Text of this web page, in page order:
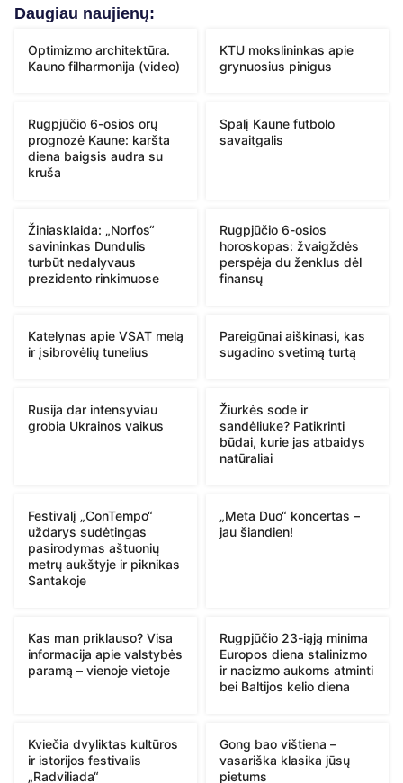
Daugiau naujienų:
Optimizmo architektūra.
Kauno filharmonija (video)
KTU mokslininkas apie
grynuosius pinigus
Rugpjūčio 6-osios orų
prognozė Kaune: karšta
diena baigsis audra su
kruša
Spalį Kaune futbolo
savaitgalis
Žiniasklaida: „Norfos“
savininkas Dundulis
turbūt nedalyvaus
prezidento rinkimuose
Rugpjūčio 6-osios
horoskopas: žvaigždės
perspėja du ženklus dėl
finansų
Katelynas apie VSAT melą
ir įsibrovėlių tunelius
Pareigūnai aiškinasi, kas
sugadino svetimą turtą
Rusija dar intensyviau
grobia Ukrainos vaikus
Žiurkės sode ir
sandėliuke? Patikrinti
būdai, kurie jas atbaidys
natūraliai
Festivalį „ConTempo“
uždarys sudėtingas
pasirodymas aštuonių
metrų aukštyje ir piknikas
Santakoje
„Meta Duo“ koncertas –
jau šiandien!
Kas man priklauso? Visa
informacija apie valstybės
paramą – vienoje vietoje
Rugpjūčio 23-iąją minima
Europos diena stalinizmo
ir nacizmo aukoms atminti
bei Baltijos kelio diena
Kviečia dvyliktas kultūros
ir istorijos festivalis
„Radviliada“
Gong bao vištiena –
vasariška klasika jūsų
pietums